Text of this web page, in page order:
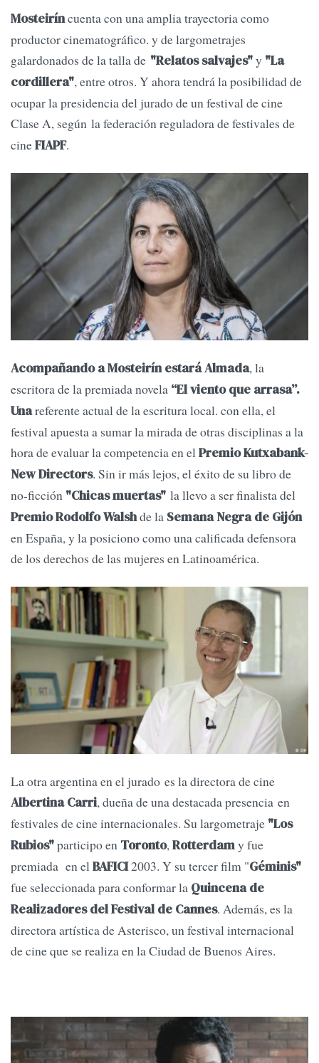
Mosteiríncuenta con una amplia trayectoria como
productor cinematográfico. y de largometrajes
galardonados de la talla de "Relatos salvajes"y "La
cordillera", entre otros. Y ahora tendrá la posibilidad de
ocupar la presidencia del jurado de un festival de cine
Clase A, según lafederación reguladora de festivales de
cineFIAPF.
Acompañando a Mosteirín estará Almada, la
escritora de la premiada novela “El viento que arrasa”.
Unareferente actual de la escritura local. con ella, el
festival apuesta a sumar la mirada de otras disciplinas a la
hora de evaluar la competencia en elPremio Kutxabank-
New Directors. Sin ir más lejos, el éxito de su libro de
no-ficción "Chicas muertas" la llevo a ser finalista del
Premio Rodolfo Walshde la Semana Negra de Gijón
en España, y la posiciono como una calificada defensora
de los derechos de las mujeres en Latinoamérica.
La otra argentina en el jurado es la directora de cine
Albertina Carri, dueña de una destacada presencia en
festivales de cine internacionales. Su largometraje "Los
Rubios"participo en Toronto,Rotterdamy fue
premiada en elBAFICI2003. Y su tercer film "Géminis"
fue seleccionada para conformar la Quincena de
Realizadores del Festival de Cannes. Además, es la
directora artística de Asterisco, un festival internacional
de cine que se realiza en la Ciudad de Buenos Aires.